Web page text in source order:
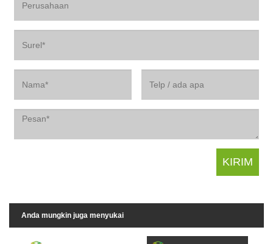
Anda mungkin juga menyukai